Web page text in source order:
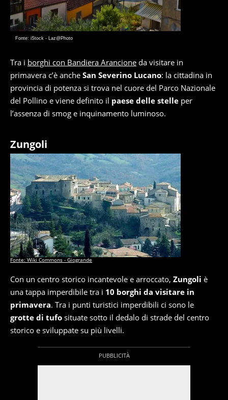
Fonte: iStock - Laz@Photo
Tra i borghi con Bandiera Arancione da visitare in
primavera c’è anche San Severino Lucano: la cittadina in
provincia di potenza si trova nel cuore del Parco Nazionale
del Pollino e viene definito il paese delle stelle per
l’assenza di smog e inquinamento luminoso.
Zungoli
Fonte: Wiki Commons - Giogrande
Con un centro storico incantevole e arroccato, Zungoli è
una tappa imperdibile tra i 10 borghi da visitare in
primavera. Tra i punti turistici imperdibili ci sono le
grotte di tufo situate sotto il dedalo di strade del centro
storico e sviluppate su più livelli.